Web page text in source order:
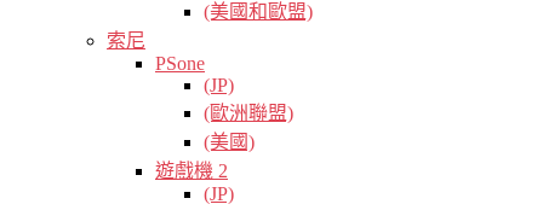
(美國和歐盟)
索尼
PSone
(JP)
(歐洲聯盟)
(美國)
遊戲機 2
(JP)